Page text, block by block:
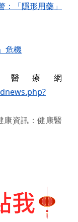
：「隱形用藥」
危機
療網
康資訊：健康醫